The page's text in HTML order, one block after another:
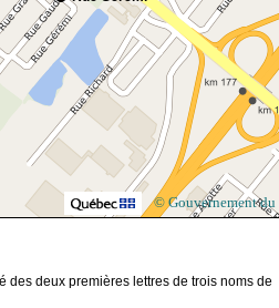
© Gouvernement du
des deux premières lettres de trois noms de